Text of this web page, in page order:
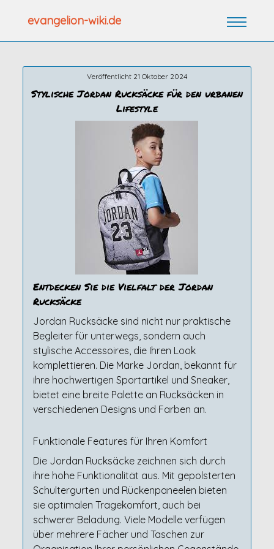
evangelion-wiki.de
Veröffentlicht 21 Oktober 2024
Stylische Jordan Rucksäcke für den urbanen
Lifestyle
Entdecken Sie die Vielfalt der Jordan
Rucksäcke
Jordan Rucksäcke sind nicht nur praktische
Begleiter für unterwegs, sondern auch
stylische Accessoires, die Ihren Look
komplettieren. Die Marke Jordan, bekannt für
ihre hochwertigen Sportartikel und Sneaker,
bietet eine breite Palette an Rucksäcken in
verschiedenen Designs und Farben an.
Funktionale Features für Ihren Komfort
Die Jordan Rucksäcke zeichnen sich durch
ihre hohe Funktionalität aus. Mit gepolsterten
Schultergurten und Rückenpaneelen bieten
sie optimalen Tragekomfort, auch bei
schwerer Beladung. Viele Modelle verfügen
über mehrere Fächer und Taschen zur